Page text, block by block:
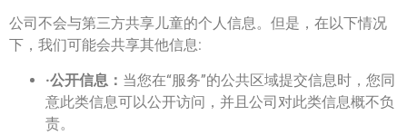
公司不会与第三方共享儿童的个人信息。但是，在以下情况
下，我们可能会共享其他信息:
·公开信息： 当您在“服务”的公共区域提交信息时，您同
意此类信息可以公开访问，并且公司对此类信息概不负
责。